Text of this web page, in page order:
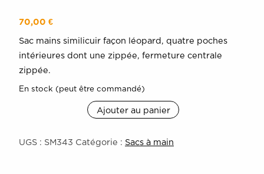
70,00 €
Sac mains similicuir façon léopard, quatre poches
intérieures dont une zippée, fermeture centrale
zippée.
En stock (peut être commandé)
quantité
sac
Ajouter au panier
UGS : SM343 Catégorie : Sacs à main